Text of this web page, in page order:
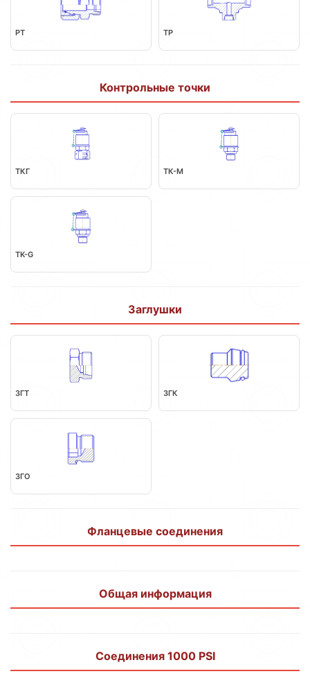
РТ ТР
Контрольные точки
ТКГ ТК-М
TK-G
Заглушки
ЗГТ ЗГК
ЗГО
Фланцевые соединения
Общая информация
Соединения 1000 PSI